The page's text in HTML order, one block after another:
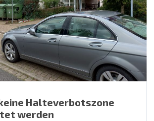
Halteverbotszone
werden